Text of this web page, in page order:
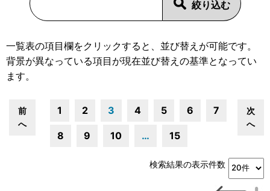
一覧表の項目欄をクリックすると、並び替えが可能です。
背景が異なっている項目が現在並び替えの基準となってい
ます。
前
へ
1 2 3 4 5 6 7
8 9 10 … 15
次
へ
検索結果の表示件数